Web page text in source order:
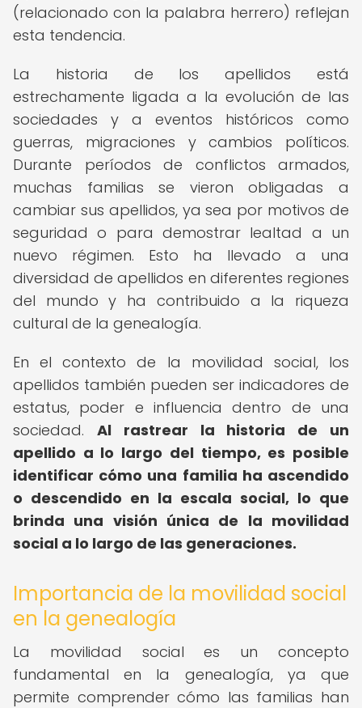
(relacionado con la palabra herrero) reflejan
esta tendencia.
La historia de los apellidos está
estrechamente ligada a la evolución de las
sociedades y a eventos históricos como
guerras, migraciones y cambios políticos.
Durante períodos de conflictos armados,
muchas familias se vieron obligadas a
cambiar sus apellidos, ya sea por motivos de
seguridad o para demostrar lealtad a un
nuevo régimen. Esto ha llevado a una
diversidad de apellidos en diferentes regiones
del mundo y ha contribuido a la riqueza
cultural de la genealogía.
En el contexto de la movilidad social, los
apellidos también pueden ser indicadores de
estatus, poder e influencia dentro de una
sociedad. Al rastrear la historia de un
apellido a lo largo del tiempo, es posible
identificar cómo una familia ha ascendido
o descendido en la escala social, lo que
brinda una visión única de la movilidad
social a lo largo de las generaciones.
Importancia de la movilidad social
en la genealogía
La movilidad social es un concepto
fundamental en la genealogía, ya que
permite comprender cómo las familias han